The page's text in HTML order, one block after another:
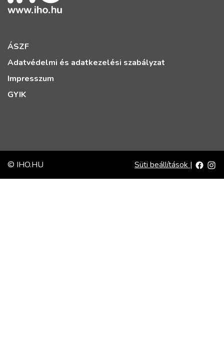
ÁSZF
Adatvédelmi és adatkezelési szabályzat
Impresszum
GYIK
© IHO.HU Süti beállítások |